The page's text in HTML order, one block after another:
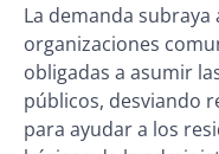
La demanda subraya
organizaciones
obligadas a asumir
públicos, desviando
para ayudar a los